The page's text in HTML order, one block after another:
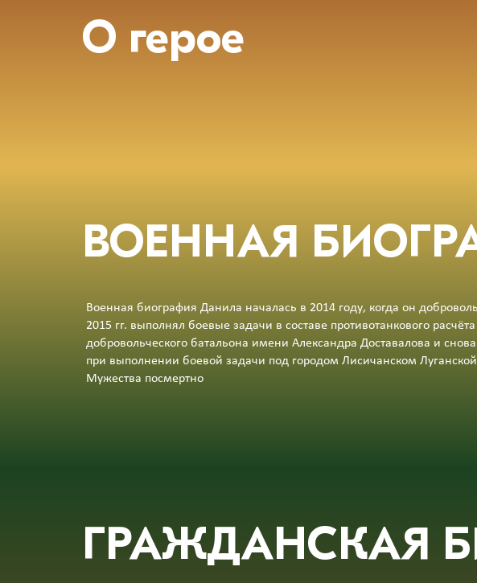
О герое
ВОЕННАЯ
Военная биография Данила началась в 2014 году, когда он
2015 гг. выполнял боевые задачи в составе противотанкового
добровольческого батальона имени Александра Доставалова и
при выполнении боевой задачи под городом Лисичанском
Мужества посмертно
ГРАЖДАНСКАЯ